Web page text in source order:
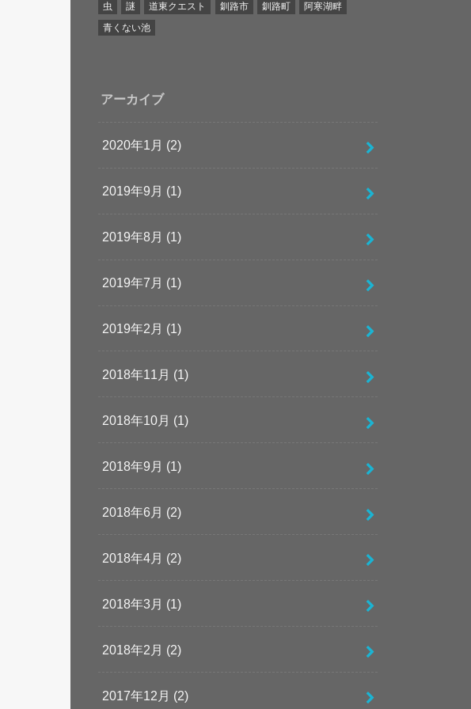
虫 謎 道東クエスト 釧路市 釧路町
阿寒湖畔
青くない池
アーカイブ
2020年1月 (2)
2019年9月 (1)
2019年8月 (1)
2019年7月 (1)
2019年2月 (1)
2018年11月 (1)
2018年10月 (1)
2018年9月 (1)
2018年6月 (2)
2018年4月 (2)
2018年3月 (1)
2018年2月 (2)
2017年12月 (2)